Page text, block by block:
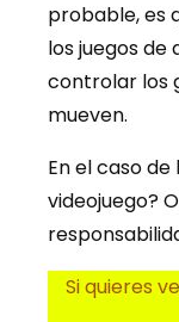
probable, es
los juegos
controlar los
mueven.
En el caso
videojuego?
Si quieres